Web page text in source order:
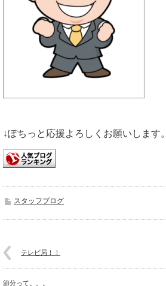
↓ぽちっと応援よろしくお願いします。
スタッフブログ
テレビ局！！
節分って。。。